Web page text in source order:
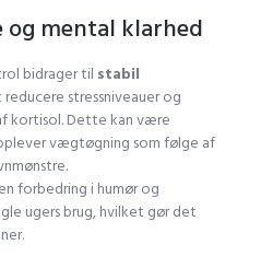
og mental klarhed
bidrager til stabil
stressniveauer og
kortisol. Dette kan være
vægtøgning som følge af
forbedring i humør og
ugers brug, hvilket gør det